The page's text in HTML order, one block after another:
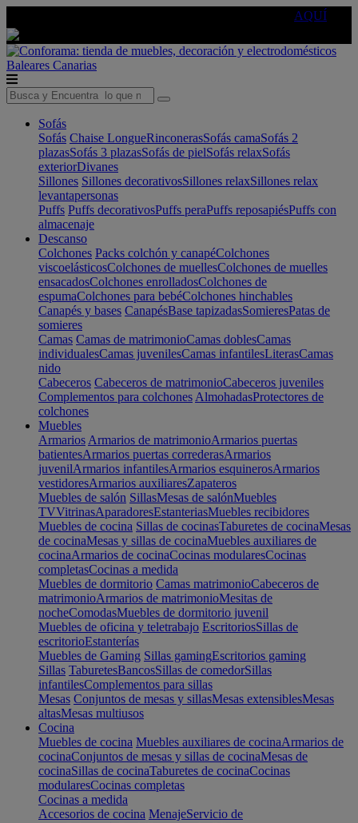
AQUÍ
Baleares Canarias
Sofás
Sofás Chaise LongueRinconerasSofás camaSofás 2
plazasSofás 3 plazasSofás de pielSofás relaxSofás
exteriorDivanes
Sillones Sillones decorativosSillones relaxSillones relax
levantapersonas
Puffs Puffs decorativosPuffs peraPuffs reposapiésPuffs con
almacenaje
Descanso
Colchones Packs colchón y canapéColchones
viscoelásticosColchones de muellesColchones de muelles
ensacadosColchones enrolladosColchones de
espumaColchones para bebéColchones hinchables
Canapés y bases CanapésBase tapizadasSomieresPatas de
somieres
Camas Camas de matrimonioCamas doblesCamas
individualesCamas juvenilesCamas infantilesLiterasCamas
nido
Cabeceros Cabeceros de matrimonioCabeceros juveniles
Complementos para colchones AlmohadasProtectores de
colchones
Muebles
Armarios Armarios de matrimonioArmarios puertas
batientesArmarios puertas correderasArmarios
juvenilArmarios infantilesArmarios esquinerosArmarios
vestidoresArmarios auxiliaresZapateros
Muebles de salón SillasMesas de salónMuebles
TVVitrinasAparadoresEstanteriasMuebles recibidores
Muebles de cocina Sillas de cocinasTaburetes de cocinaMesas
de cocinaMesas y sillas de cocinaMuebles auxiliares de
cocinaArmarios de cocinaCocinas modularesCocinas
completasCocinas a medida
Muebles de dormitorio Camas matrimonioCabeceros de
matrimonioArmarios de matrimonioMesitas de
nocheComodasMuebles de dormitorio juvenil
Muebles de oficina y teletrabajo EscritoriosSillas de
escritorioEstanterías
Muebles de Gaming Sillas gamingEscritorios gaming
Sillas TaburetesBancosSillas de comedorSillas
infantilesComplementos para sillas
Mesas Conjuntos de mesas y sillasMesas extensiblesMesas
altasMesas multiusos
Cocina
Muebles de cocina Muebles auxiliares de cocinaArmarios de
cocinaConjuntos de mesas y sillas de cocinaMesas de
cocinaSillas de cocinaTaburetes de cocinaCocinas
modularesCocinas completas
Cocinas a medida
Accesorios de cocina MenajeServicio de